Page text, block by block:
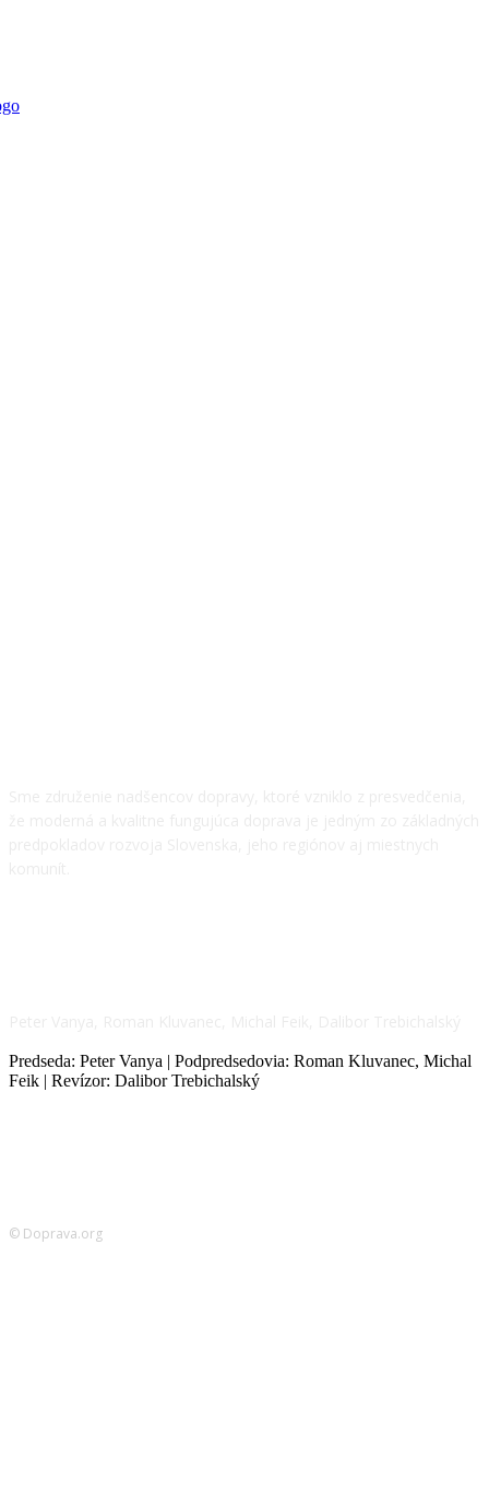
Predseda: Peter Vanya | Podpredsedovia: Roman Kluvanec, Michal
Feik | Revízor: Dalibor Trebichalský
© Doprava.org